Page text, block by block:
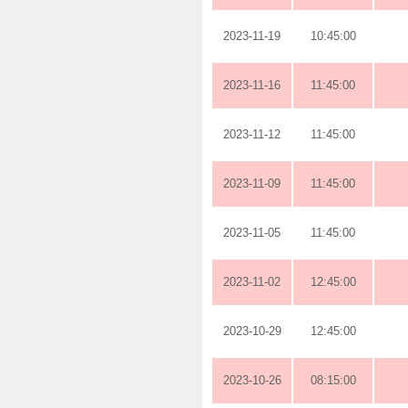
2023-11-19 10:45:00
2023-11-16 11:45:00
2023-11-12 11:45:00
2023-11-09 11:45:00
2023-11-05 11:45:00
2023-11-02 12:45:00
2023-10-29 12:45:00
2023-10-26 08:15:00